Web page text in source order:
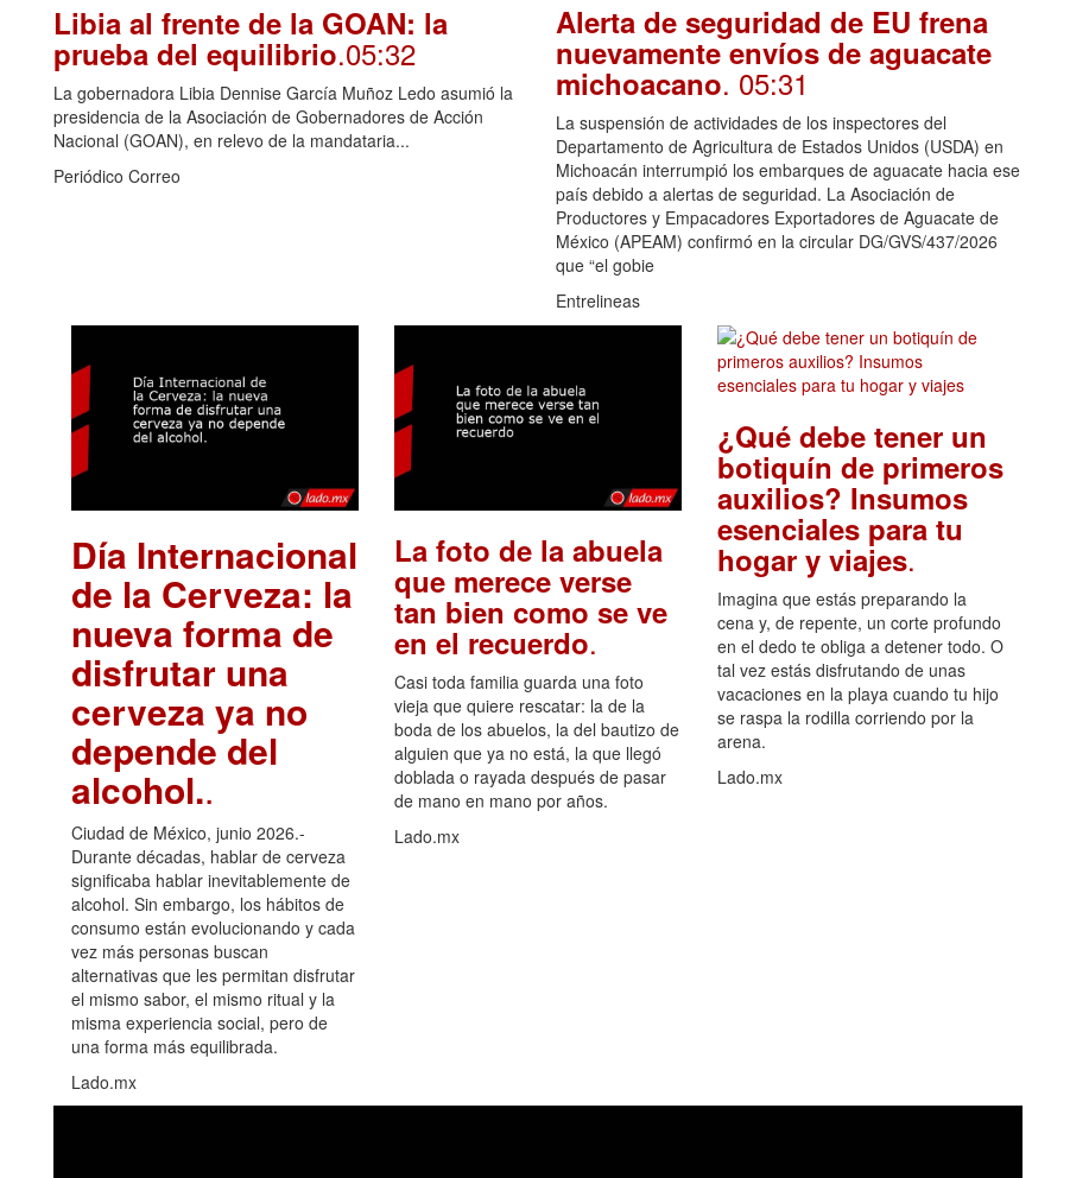
Libia al frente de la GOAN: la
prueba del equilibrio.05:32
La gobernadora Libia Dennise García Muñoz Ledo asumió la
presidencia de la Asociación de Gobernadores de Acción
Nacional (GOAN), en relevo de la mandataria...
Periódico Correo
Alerta de seguridad de EU frena
nuevamente envíos de aguacate
michoacano. 05:31
La suspensión de actividades de los inspectores del
Departamento de Agricultura de Estados Unidos (USDA) en
Michoacán interrumpió los embarques de aguacate hacia ese
país debido a alertas de seguridad. La Asociación de
Productores y Empacadores Exportadores de Aguacate de
México (APEAM) confirmó en la circular DG/GVS/437/2026
que “el gobie
Entrelineas
Día Internacional
de la Cerveza: la
nueva forma de
disfrutar una
cerveza ya no
depende del
alcohol..
Ciudad de México, junio 2026.-
Durante décadas, hablar de cerveza
significaba hablar inevitablemente de
alcohol. Sin embargo, los hábitos de
consumo están evolucionando y cada
vez más personas buscan
alternativas que les permitan disfrutar
el mismo sabor, el mismo ritual y la
misma experiencia social, pero de
una forma más equilibrada.
Lado.mx
La foto de la abuela
que merece verse
tan bien como se ve
en el recuerdo.
Casi toda familia guarda una foto
vieja que quiere rescatar: la de la
boda de los abuelos, la del bautizo de
alguien que ya no está, la que llegó
doblada o rayada después de pasar
de mano en mano por años.
Lado.mx
¿Qué debe tener un
botiquín de primeros
auxilios? Insumos
esenciales para tu
hogar y viajes.
Imagina que estás preparando la
cena y, de repente, un corte profundo
en el dedo te obliga a detener todo. O
tal vez estás disfrutando de unas
vacaciones en la playa cuando tu hijo
se raspa la rodilla corriendo por la
arena.
Lado.mx